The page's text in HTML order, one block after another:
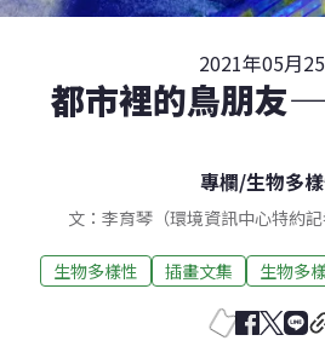
2021年05月
都市裡的鳥朋友
專欄/生物多
文：李育琴（環境資訊中心特約
生物多樣性 插畫文集 生物多